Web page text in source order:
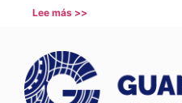
Lee más >>